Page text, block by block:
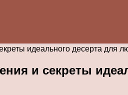
идеального десерта для
и секреты